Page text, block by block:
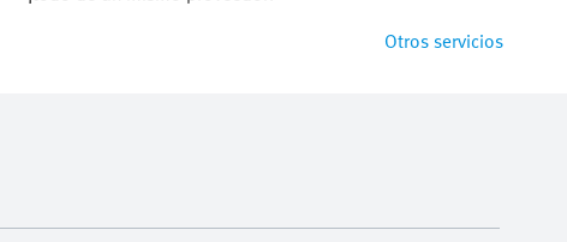
Otros servicios